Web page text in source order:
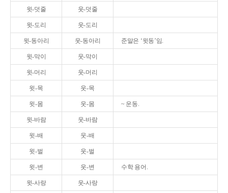
윗-덧줄 웃-덧줄
윗-도리 웃-도리
윗-동아리 웃-동아리 준말은 ‘윗동’임.
윗-막이 웃-막이
윗-머리 웃-머리
윗-목 웃-목
윗-몸 웃-몸 ~ 운동.
윗-바람 웃-바람
윗-배 웃-배
윗-벌 웃-벌
윗-변 웃-변 수학 용어.
윗-사랑 웃-사랑